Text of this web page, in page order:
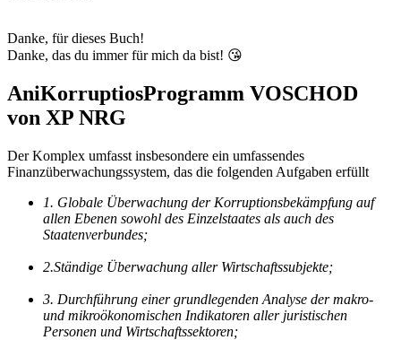
Danke, für dieses Buch!
Danke, das du immer für mich da bist! 😘
AniKorruptiosProgramm VOSCHOD
von XP NRG
Der Komplex umfasst insbesondere ein umfassendes
Finanzüberwachungssystem, das die folgenden Aufgaben erfüllt
1. Globale Überwachung der Korruptionsbekämpfung auf
allen Ebenen sowohl des Einzelstaates als auch des
Staatenverbundes;
2.Ständige Überwachung aller Wirtschaftssubjekte;
3. Durchführung einer grundlegenden Analyse der makro-
und mikroökonomischen Indikatoren aller juristischen
Personen und Wirtschaftssektoren;